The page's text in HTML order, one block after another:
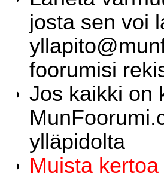
josta sen voi
foorumisi
Jos kaikki on
ylläpidolta
Muista